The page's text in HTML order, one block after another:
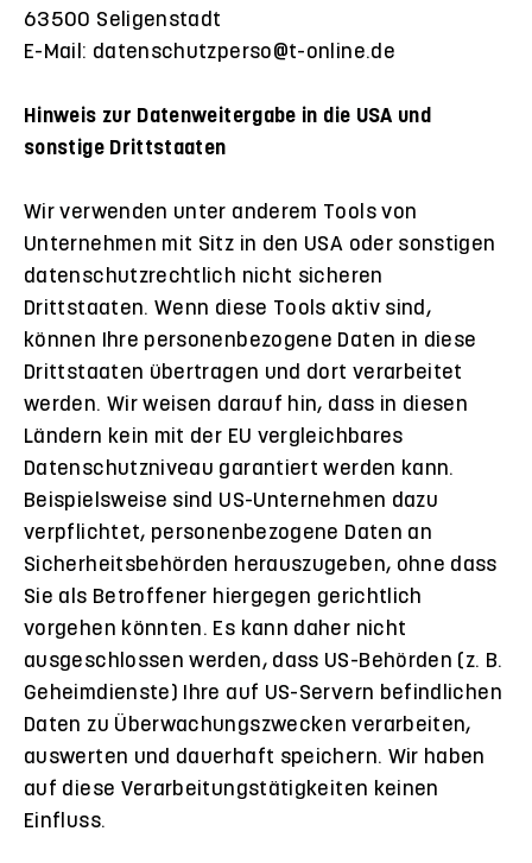
63500 Seligenstadt
E-Mail: datenschutzperso@t-online.de
Hinweis zur Datenweitergabe in die USA und
sonstige Drittstaaten
Wir verwenden unter anderem Tools von
Unternehmen mit Sitz in den USA oder sonstigen
datenschutzrechtlich nicht sicheren
Drittstaaten. Wenn diese Tools aktiv sind,
können Ihre personenbezogene Daten in diese
Drittstaaten übertragen und dort verarbeitet
werden. Wir weisen darauf hin, dass in diesen
Ländern kein mit der EU vergleichbares
Datenschutzniveau garantiert werden kann.
Beispielsweise sind US-Unternehmen dazu
verpflichtet, personenbezogene Daten an
Sicherheitsbehörden herauszugeben, ohne dass
Sie als Betroffener hiergegen gerichtlich
vorgehen könnten. Es kann daher nicht
ausgeschlossen werden, dass US-Behörden (z. B.
Geheimdienste) Ihre auf US-Servern befindlichen
Daten zu Überwachungszwecken verarbeiten,
auswerten und dauerhaft speichern. Wir haben
auf diese Verarbeitungstätigkeiten keinen
Einfluss.